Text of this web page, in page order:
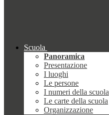
Scuola
Panoramica
Presentazione
I luoghi
Le persone
I numeri della scuola
Le carte della scuola
Organizzazione